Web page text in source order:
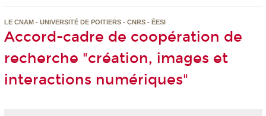
LE CNAM - UNIVERSITÉ DE POITIERS - CNRS - ÉESI
Accord-cadre de coopération de
recherche "création, images et
interactions numériques"